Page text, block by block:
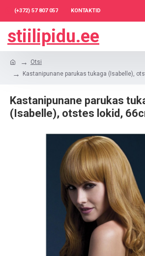
(+372) 57 807 057 KONTAKTID
stiilipidu.ee
Otsi
Kastanipunane parukas tukaga (Isabelle),
Kastanipunane parukas
(Isabelle), otstes lokid,